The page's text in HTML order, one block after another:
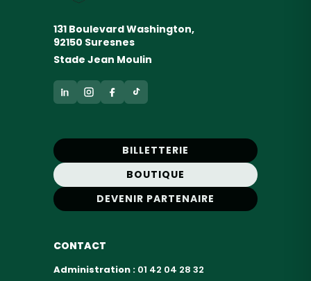
131 Boulevard Washington,
92150 Suresnes
Stade Jean Moulin
BILLETTERIE
BOUTIQUE
DEVENIR PARTENAIRE
CONTACT
Administration : 01 42 04 28 32